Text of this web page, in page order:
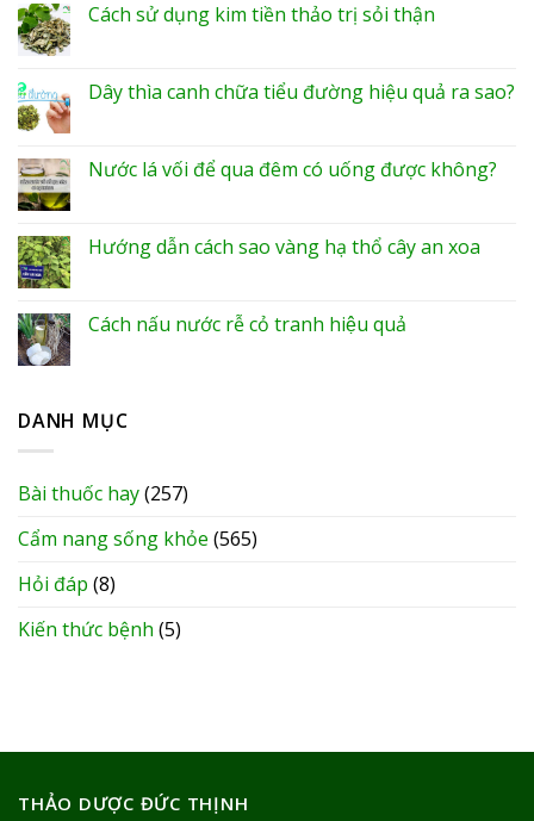
Cách sử dụng kim tiền thảo trị sỏi thận
Dây thìa canh chữa tiểu đường hiệu quả ra sao?
Nước lá vối để qua đêm có uống được không?
Hướng dẫn cách sao vàng hạ thổ cây an xoa
Cách nấu nước rễ cỏ tranh hiệu quả
DANH MỤC
Bài thuốc hay(257)
Cẩm nang sống khỏe (565)
Hỏi đáp (8)
Kiến thức bệnh (5)
THẢO DƯỢC ĐỨC THỊNH